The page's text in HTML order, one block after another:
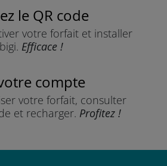
le QR code
votre forfaitet installer
Efficace !
compte
votre forfait, consulter
et recharger. Profitez !